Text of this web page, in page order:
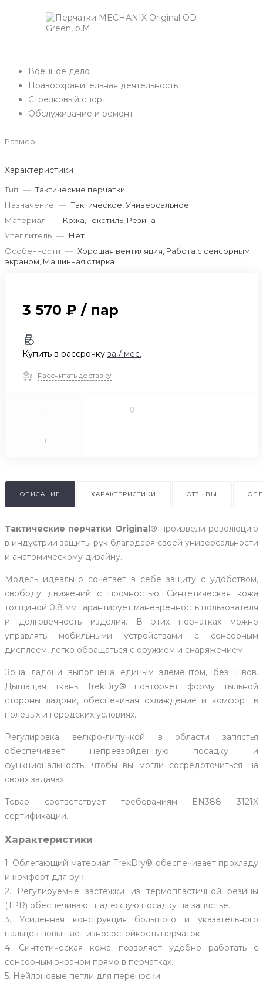
Военное дело
Правоохранительная деятельность
Стрелковый спорт
Обслуживание и ремонт
Размер
Характеристики
Тип — Тактические перчатки
Назначение — Тактическое, Универсальное
Материал — Кожа, Текстиль, Резина
Утеплитель — Нет
Особенности — Хорошая вентиляция, Работа с сенсорным
экраном, Машинная стирка
3 570 ₽ / пар
Купить в рассрочку за / мес.
Рассчитать доставку
-
+
ОПИСАНИЕ ХАРАКТЕРИСТИКИ ОТЗЫВЫ
Тактические перчатки Original® произвели революцию
в индустрии защиты рук благодаря своей универсальности
и анатомическому дизайну.
Модель идеально сочетает в себе защиту с удобством,
свободу движений с прочностью. Синтетическая кожа
толщиной 0,8 мм гарантирует маневренность пользователя
и долговечность изделия. В этих перчатках можно
управлять мобильными устройствами с сенсорным
дисплеем, легко обращаться с оружием и снаряжением.
Зона ладони выполнена единым элементом, без швов.
Дышащая ткань TrekDry® повторяет форму тыльной
стороны ладони, обеспечивая охлаждение и комфорт в
полевых и городских условиях.
Регулировка велкро-липучкой в области запястья
обеспечивает непревзойденную посадку и
функциональность, чтобы вы могли сосредоточиться на
своих задачах.
Товар соответствует требованиям EN388 3121X
сертификации.
Характеристики
1. Облегающий материал TrekDry® обеспечивает прохладу
и комфорт для рук.
2. Регулируемые застежки из термопластичной резины
(TPR) обеспечивают надежную посадку на запястье.
3. Усиленная конструкция большого и указательного
пальцев повышает износостойкость перчаток.
4. Синтетическая кожа позволяет удобно работать с
сенсорным экраном прямо в перчатках.
5. Нейлоновые петли для переноски.